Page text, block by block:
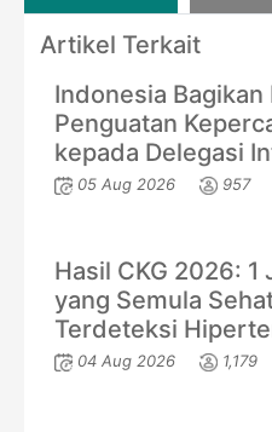
Artikel Terkait
Indonesia Bagikan
Penguatan
kepada Delegasi
05 Aug 2026 957
Hasil CKG 2026: 1
yang Semula
Terdeteksi
04 Aug 2026 1,179